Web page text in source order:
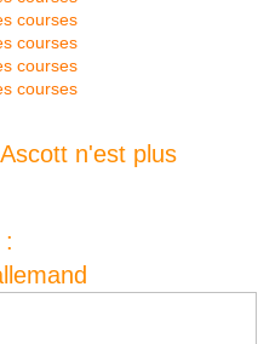
n'est plus